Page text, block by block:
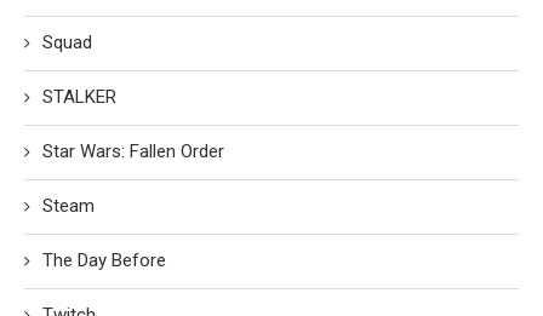
Squad
STALKER
Star Wars: Fallen Order
Steam
The Day Before